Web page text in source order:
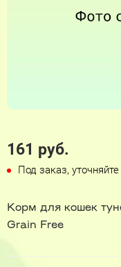
161 руб.
Под заказ,
Корм для кошек
Grain Free